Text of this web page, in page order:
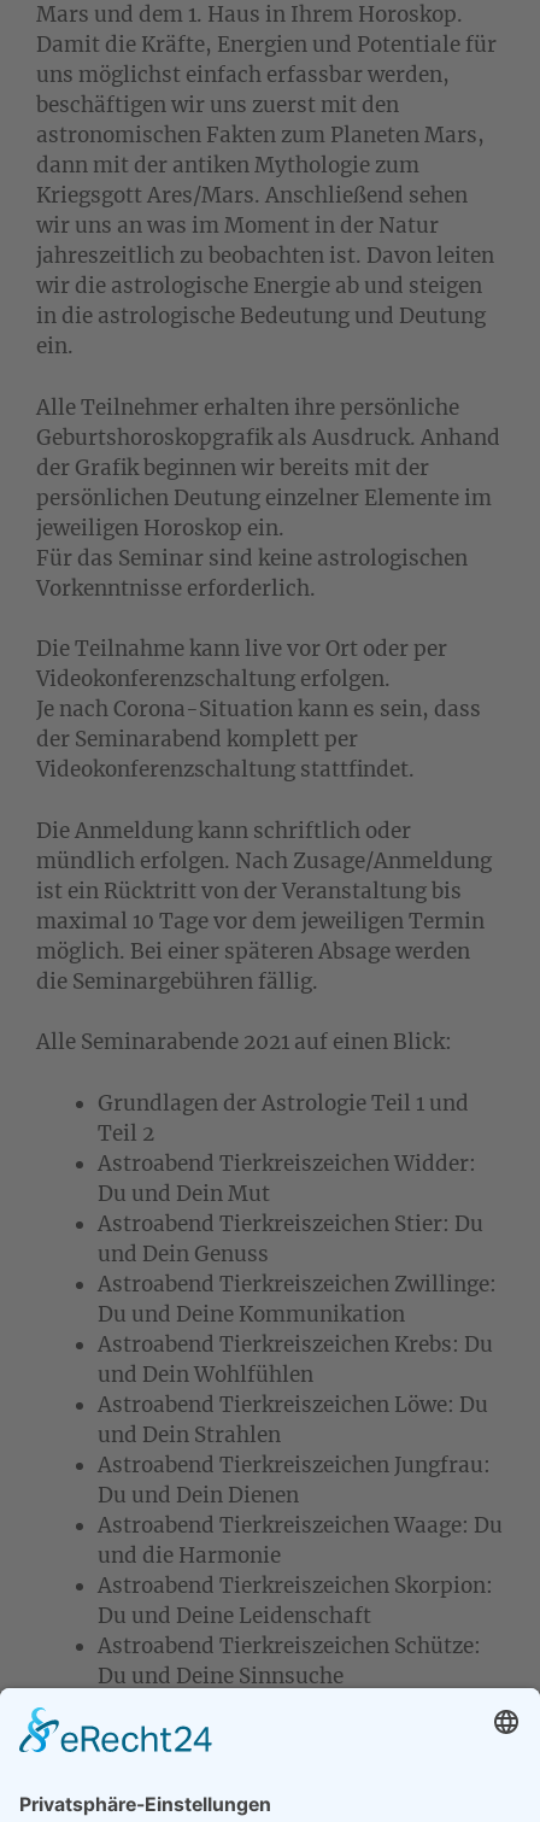
Mars und dem 1. Haus in Ihrem Horoskop.
Damit die Kräfte, Energien und Potentiale für
uns möglichst einfach erfassbar werden,
beschäftigen wir uns zuerst mit den
astronomischen Fakten zum Planeten Mars,
dann mit der antiken Mythologie zum
Kriegsgott Ares/Mars. Anschließend sehen
wir uns an was im Moment in der Natur
jahreszeitlich zu beobachten ist. Davon leiten
wir die astrologische Energie ab und steigen
in die astrologische Bedeutung und Deutung
ein.
Alle Teilnehmer erhalten ihre persönliche
Geburtshoroskopgrafik als Ausdruck. Anhand
der Grafik beginnen wir bereits mit der
persönlichen Deutung einzelner Elemente im
jeweiligen Horoskop ein.
Für das Seminar sind keine astrologischen
Vorkenntnisse erforderlich.
Die Teilnahme kann live vor Ort oder per
Videokonferenzschaltung erfolgen.
Je nach Corona-Situation kann es sein, dass
der Seminarabend komplett per
Videokonferenzschaltung stattfindet.
Die Anmeldung kann schriftlich oder
mündlich erfolgen. Nach Zusage/Anmeldung
ist ein Rücktritt von der Veranstaltung bis
maximal 10 Tage vor dem jeweiligen Termin
möglich. Bei einer späteren Absage werden
die Seminargebühren fällig.
Alle Seminarabende 2021 auf einen Blick:
Grundlagen der Astrologie Teil 1 und
Teil 2
Astroabend Tierkreiszeichen Widder:
Du und Dein Mut
Astroabend Tierkreiszeichen Stier: Du
und Dein Genuss
Astroabend Tierkreiszeichen Zwillinge:
Du und Deine Kommunikation
Astroabend Tierkreiszeichen Krebs: Du
und Dein Wohlfühlen
Astroabend Tierkreiszeichen Löwe: Du
und Dein Strahlen
Astroabend Tierkreiszeichen Jungfrau:
Du und Dein Dienen
Astroabend Tierkreiszeichen Waage: Du
und die Harmonie
Astroabend Tierkreiszeichen Skorpion:
Du und Deine Leidenschaft
Astroabend Tierkreiszeichen Schütze:
Du und Deine Sinnsuche
2022 beschließen wir den Tierkreis mit den
Fische und betrachten dann weitere Themen